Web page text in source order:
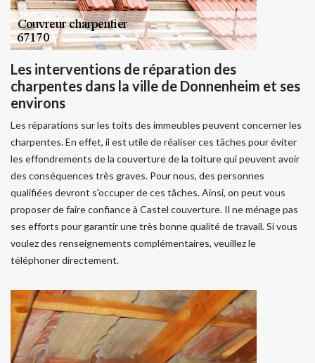
Les interventions de réparation des
charpentes dans la ville de Donnenheim et ses
environs
Les réparations sur les toits des immeubles peuvent concerner les
charpentes. En effet, il est utile de réaliser ces tâches pour éviter
les effondrements de la couverture de la toiture qui peuvent avoir
des conséquences très graves. Pour nous, des personnes
qualifiées devront s'occuper de ces tâches. Ainsi, on peut vous
proposer de faire confiance à Castel couverture. Il ne ménage pas
ses efforts pour garantir une très bonne qualité de travail. Si vous
voulez des renseignements complémentaires, veuillez le
téléphoner directement.